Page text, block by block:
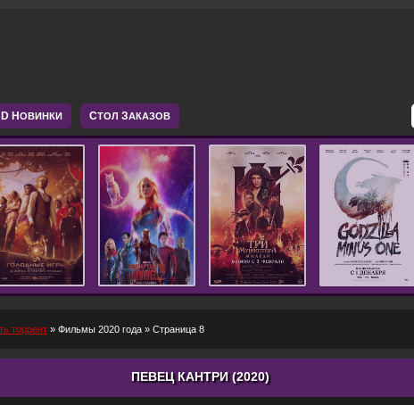
НОВИНКИ СТОЛ ЗАКАЗОВ
торрент » Фильмы 2020 года » Страница 8
ПЕВЕЦ КАНТРИ (2020)